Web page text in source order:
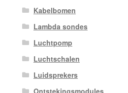
Kabelbomen
Lambda sondes
Luchtpomp
Luchtschalen
Luidsprekers